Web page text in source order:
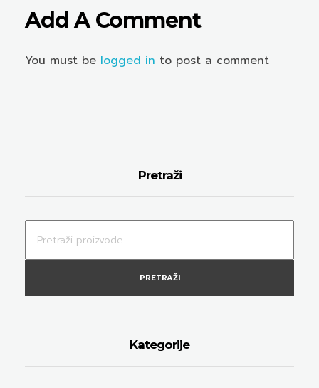
Add A Comment
You must be logged in to post a comment
Pretraži
PRETRAŽI
Kategorije